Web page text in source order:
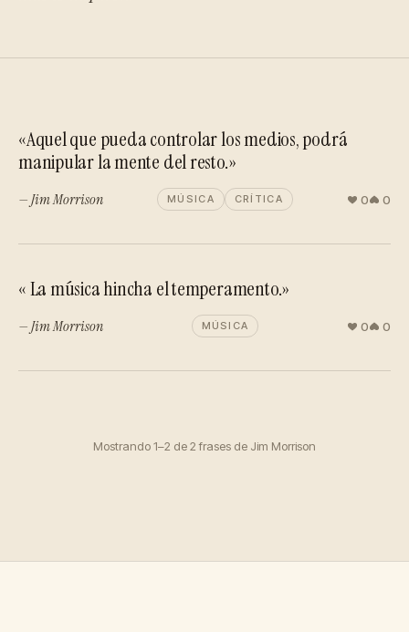
«Aquel que pueda controlar los medios, podrá
manipular la mente del resto.»
— Jim Morrison MÚSICA CRÍTICA 0 0
« La música hincha el temperamento.»
— Jim Morrison MÚSICA 0 0
Mostrando 1–2 de 2 frases de Jim Morrison